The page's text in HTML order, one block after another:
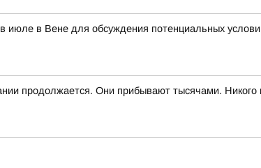
в Вене для обсуждения потенциальных
продолжается. Они прибывают тысячами.